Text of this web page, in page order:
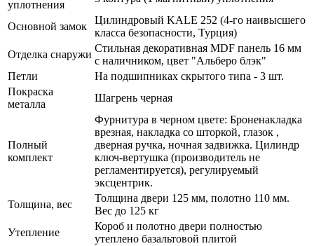
уплотнения
Основной замок
Цилиндровый KALE 252 (4-го наивысшего
класса безопасности, Турция)
Отделка снаружи
Стильная декоративная MDF панель 16 мм
с наличником, цвет "Альберо блэк"
Петли
На подшипниках скрытого типа - 3 шт.
Покраска
металла
Шагрень черная
Полный
комплект
Фурнитура в черном цвете: Броненакладка
врезная, накладка со шторкой, глазок ,
дверная ручка, ночная задвижка. Цилиндр
ключ-вертушка (производитель не
регламентируется), регулируемый
эксцентрик.
Толщина, вес
Толщина двери 125 мм, полотно 110 мм.
Вес до 125 кг
Утепление
Короб и полотно двери полностью
утеплено базальтовой плитой